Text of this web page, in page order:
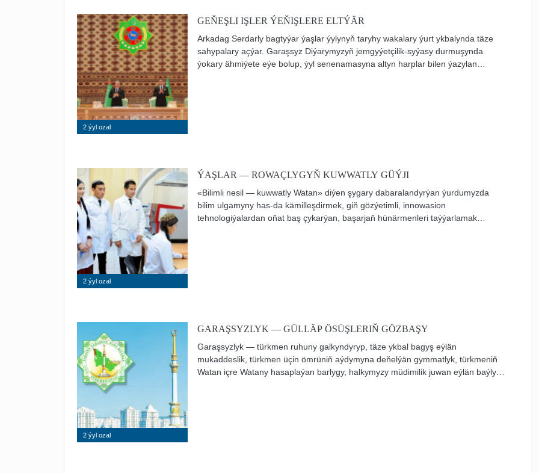
2 ýyl ozal
GEŇEŞLI IŞLER ÝEŇIŞLERE ELTÝÄR
Arkadag Serdarly bagtyýar ýaşlar ýylynyň taryhy wakalary ýurt ykbalynda täze
sahypalary açýar. Garaşsyz Diýarymyzyň jemgyýetçilik-syýasy durmuşynda
ýokary ähmiýete eýe bolup, ýyl senenamasyna altyn harplar bilen ýazylan
2 ýyl ozal
ÝAŞLAR — ROWAÇLYGYŇ KUWWATLY GÜÝJI
«Bilimli nesil — kuwwatly Watan» diýen şygary dabaralandyrýan ýurdumyzda
bilim ulgamyny has-da kämilleşdirmek, giň gözýetimli, innowasion
tehnologiýalardan oňat baş çykarýan, başarjaň hünärmenleri taýýarlamak
2 ýyl ozal
GARAŞSYZLYK — GÜLLÄP ÖSÜŞLERIŇ GÖZBAŞY
Garaşsyzlyk — türkmen ruhuny galkyndyryp, täze ykbal bagyş eýlän
mukaddeslik, türkmen üçin ömrüniň aýdymyna deňelýän gymmatlyk, türkmeniň
Watan içre Watany hasaplaýan barlygy, halkymyzy müdimilik juwan eýlän baýlyk,